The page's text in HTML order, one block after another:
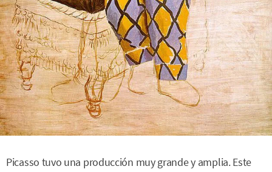
Picasso tuvo una producción muy grande y amplia. Este